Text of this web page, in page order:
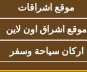
موقع اشراقات
موقع اشراق اون لاين
اركان سياحة وسفر